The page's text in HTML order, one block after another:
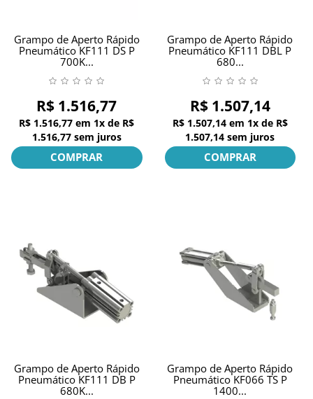
Grampo de Aperto Rápido
Pneumático KF111 DS P
700K...
R$ 1.516,77
R$ 1.516,77 em 1x de R$
1.516,77 sem juros
COMPRAR
Grampo de Aperto Rápido
Pneumático KF111 DBL P
680...
R$ 1.507,14
R$ 1.507,14 em 1x de R$
1.507,14 sem juros
COMPRAR
Grampo de Aperto Rápido
Pneumático KF111 DB P
680K...
Grampo de Aperto Rápido
Pneumático KF066 TS P
1400...